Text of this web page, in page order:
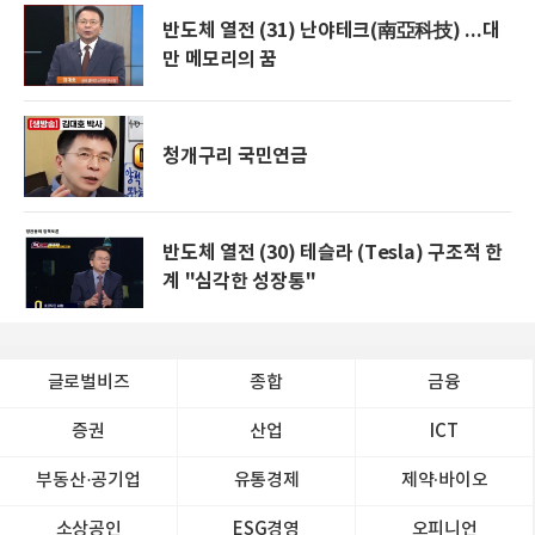
반도체 열전 (31) 난야테크(南亞科技) ...대
만 메모리의 꿈
청개구리 국민연금
반도체 열전 (30) 테슬라 (Tesla) 구조적 한
계 "심각한 성장통"
글로벌비즈 종합 금융
증권 산업 ICT
부동산·공기업 유통경제 제약∙바이오
소상공인 ESG경영 오피니언